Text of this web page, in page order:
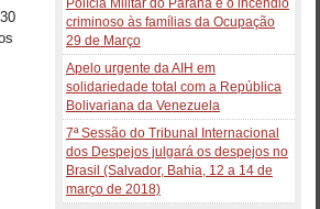
Polícia Militar do Paraná e o incêndio
criminoso às famílias da Ocupação
29 de Março
Apelo urgente da AIH em
solidariedade total com a República
Bolivariana da Venezuela
7ª Sessão do Tribunal Internacional
dos Despejos julgará os despejos no
Brasil (Salvador, Bahia, 12 a 14 de
março de 2018)